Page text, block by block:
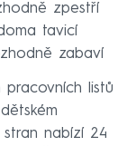
zpestří
tavicí
zabaví
listů
nabízí 24